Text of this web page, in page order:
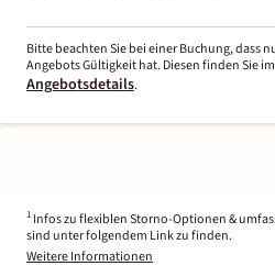
Bitte beachten Sie bei einer Buchung, dass
Angebots Gültigkeit hat. Diesen finden Sie
Angebotsdetails.
1 Infos zu flexiblen Storno-Optionen &
sind unter folgendem Link zu finden.
Weitere Informationen